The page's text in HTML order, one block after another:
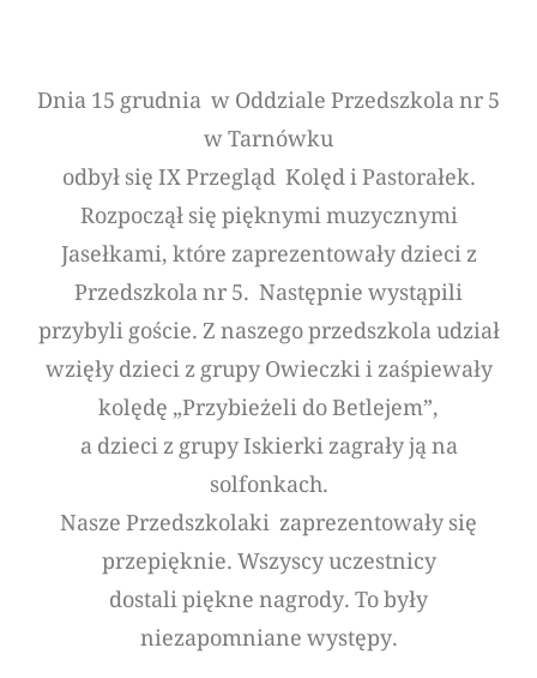
Dnia 15 grudnia w Oddziale Przedszkola nr 5
w Tarnówku
odbył się IX Przegląd Kolęd i Pastorałek.
Rozpoczął się pięknymi muzycznymi
Jasełkami, które zaprezentowały dzieci z
Przedszkola nr 5. Następnie wystąpili
przybyli goście. Z naszego przedszkola udział
wzięły dzieci z grupy Owieczki i zaśpiewały
kolędę „Przybieżeli do Betlejem”,
a dzieci z grupy Iskierki zagrały ją na
solfonkach.
Nasze Przedszkolaki zaprezentowały się
przepięknie. Wszyscy uczestnicy
dostali piękne nagrody. To były
niezapomniane występy.